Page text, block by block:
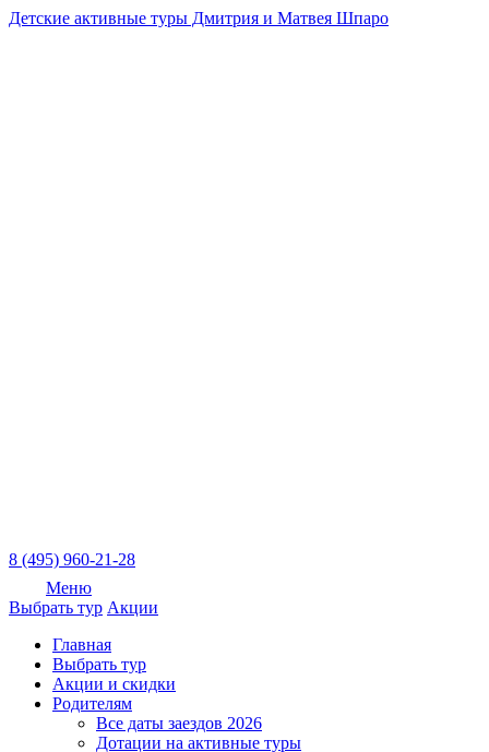
Детские активные туры Дмитрия и Матвея Шпаро
8 (495) 960-21-28
Меню
Выбрать тур Акции
Главная
Выбрать тур
Акции и скидки
Родителям
Все даты заездов 2026
Дотации на активные туры